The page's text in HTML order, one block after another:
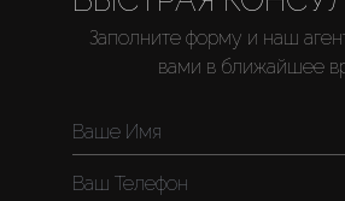
Заполните форму и наш
вами в ближайшее